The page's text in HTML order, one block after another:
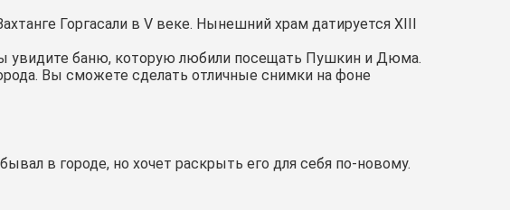
Горгасали в V веке. Нынешний храм датируется XIII
увидите баню, которую любили посещать Пушкин и Дюма.
Вы сможете сделать отличные снимки на фоне
в городе, но хочет раскрыть его для себя по-новому.